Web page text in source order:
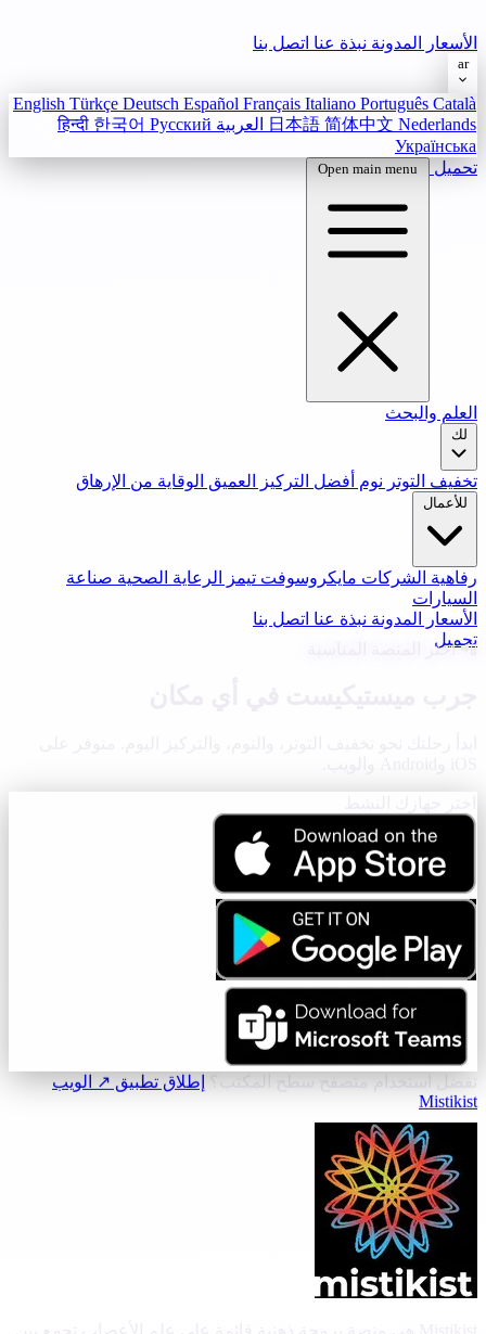
الأسعار المدونة نبذة عنا اتصل بنا
ar
English Türkçe Deutsch Español Français Italiano Português Català
日本語 简体中文 Nederlands العربية हिन्दी 한국어 Русский
Українська
تحميل
Open main menu
العلم والبحث
لك
تخفيف التوتر نوم أفضل التركيز العميق الوقاية من الإرهاق
للأعمال
رفاهية الشركات مايكروسوفت تيمز الرعاية الصحية صناعة
السيارات
الأسعار
المدونة نبذة عنا اتصل بنا
تحميل
📲 اختر المنصة المناسبة
تفضل استخدام متصفح سطح المكتب؟ إطلاق تطبيق ↗ الويب
Mistikist